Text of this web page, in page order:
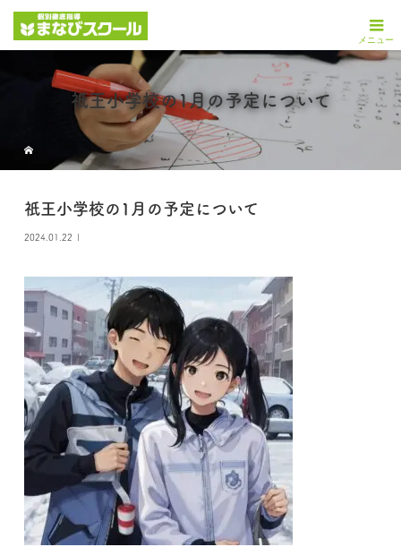
祇王小学校の1月の予定について
祇王小学校の1月の予定について
2024.01.22